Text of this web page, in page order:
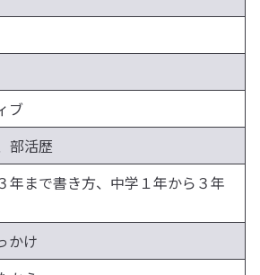
ブ
部活歴
年まで書き方、中学１年から３年
かけ